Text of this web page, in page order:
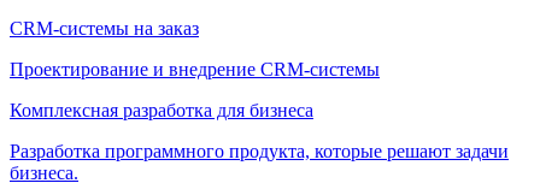
CRM-системы на заказ
Проектирование и внедрение CRM-системы
Комплексная разработка для бизнеса
Разработка программного продукта, которые решают задачи
бизнеса.